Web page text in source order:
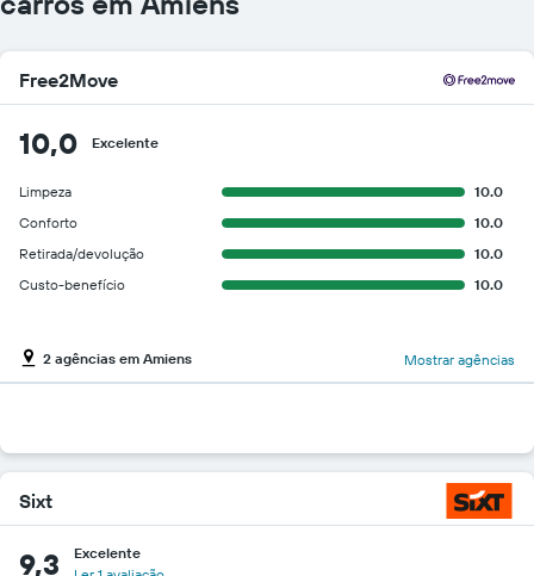
Free2Move
10,0 Excelente
Limpeza
10.0
Conforto
10.0
Retirada/devolução
10.0
Custo-benefício
10.0
2 agências em Amiens Mostrar agências
Sixt
9,3
Excelente